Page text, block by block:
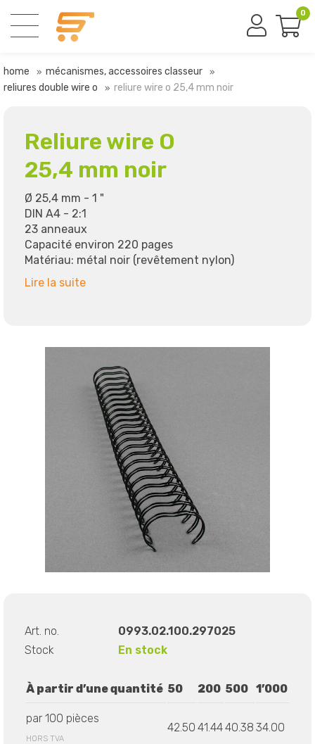
0
home
mécanismes, accessoires classeur
reliures double wire o
reliure wire o 25,4 mm noir
Reliure wire O
25,4 mm noir
Ø 25,4 mm - 1 "
DIN A4 - 2:1
23 anneaux
Capacité environ 220 pages
Matériau: métal noir (revêtement nylon)
Lire la suite
Art. no.
0993.02.100.297025
Stock
En stock
À partir d’une quantité 50 200 500 1’000
par 100 pièces
HORS TVA
42.50 41.4440.38 34.00